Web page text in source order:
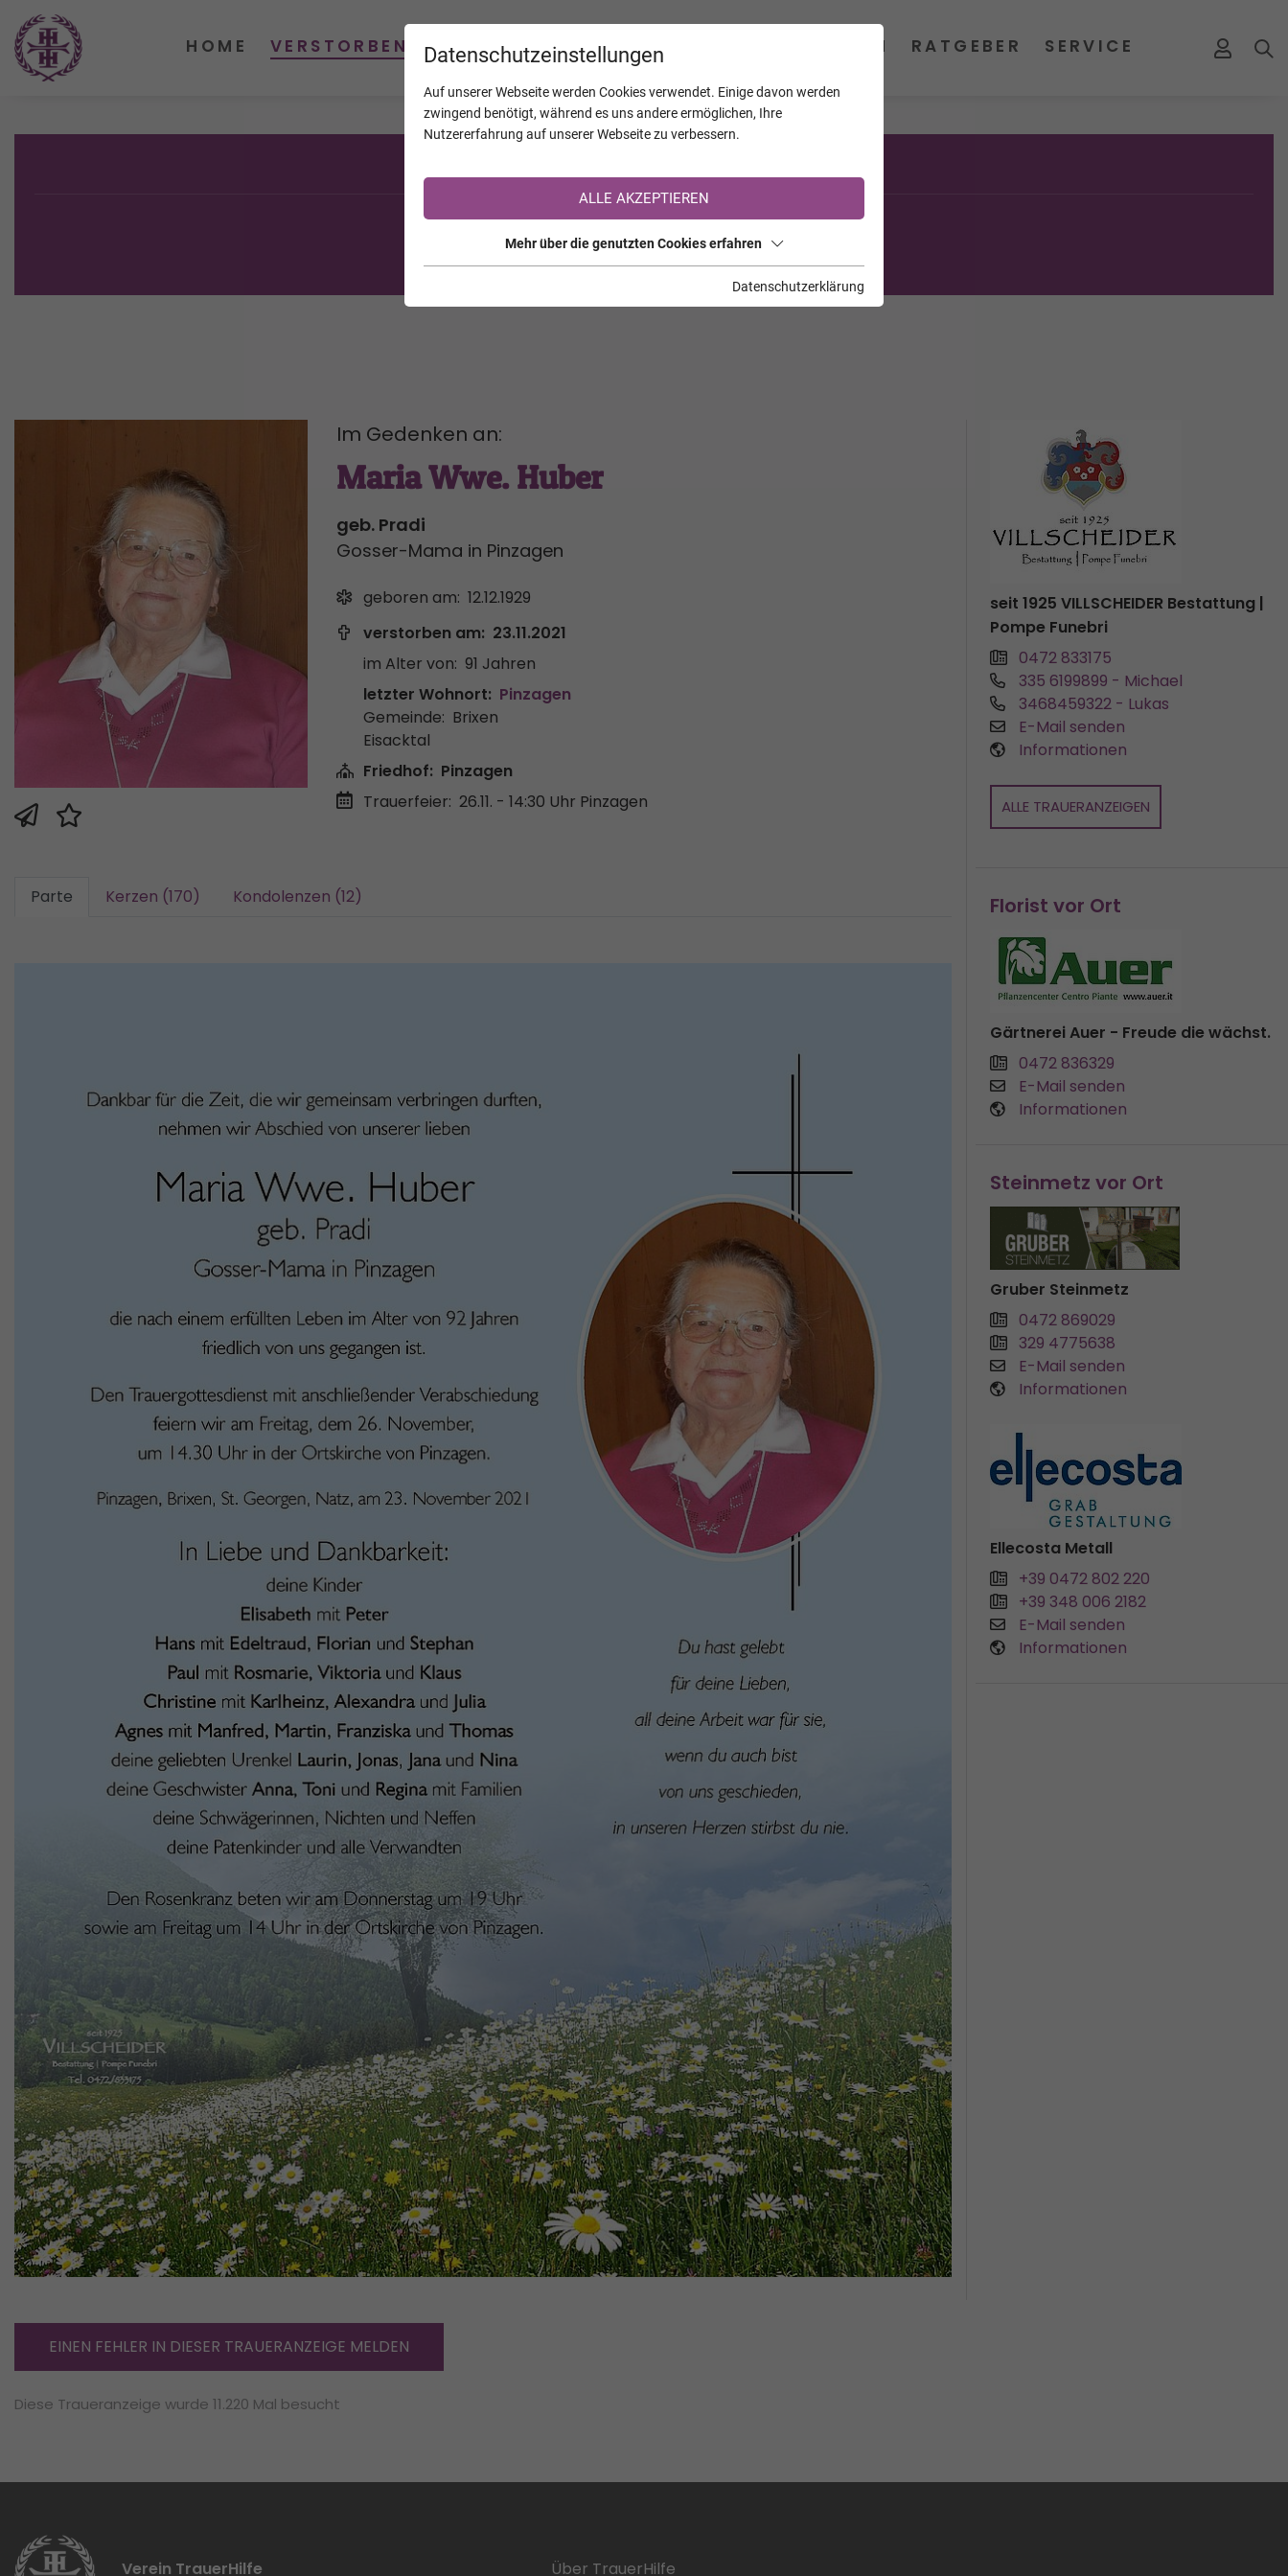
Sie sind noch nicht auf TrauerHilfe.it registriert?
>> zur kostenlosen Registrierung <<
Im Gedenken an:
Maria Wwe. Huber
geb. Pradi
Gosser-Mama in Pinzagen
geboren am: 12.12.1929
verstorben am: 23.11.2021
im Alter von: 91 Jahren
letzter Wohnort: Pinzagen
Gemeinde: Brixen
Eisacktal
Friedhof: Pinzagen
Trauerfeier: 26.11. - 14:30 Uhr Pinzagen
Parte Kerzen (170) Kondolenzen (12)
seit 1925 VILLSCHEIDER Bestattung |
Pompe Funebri
0472 833175
335 6199899 - Michael
3468459322 - Lukas
E-Mail senden
Informationen
ALLE TRAUERANZEIGEN
Florist vor Ort
Gärtnerei Auer - Freude die wächst.
0472 836329
E-Mail senden
Informationen
Steinmetz vor Ort
Gruber Steinmetz
0472 869029
329 4775638
E-Mail senden
Informationen
Ellecosta Metall
+39 0472 802 220
+39 348 006 2182
E-Mail senden
Informationen
EINEN FEHLER IN DIESER TRAUERANZEIGE MELDEN
Diese Traueranzeige wurde 11.220 Mal besucht
Verein TrauerHilfe Über TrauerHilfe
Datenschutzeinstellungen
Auf unserer Webseite werden Cookies verwendet. Einige davon werden
zwingend benötigt, während es uns andere ermöglichen, Ihre
Nutzererfahrung auf unserer Webseite zu verbessern.
ALLE AKZEPTIEREN
Mehr über die genutzten Cookies erfahren
Datenschutzerklärung
HOME VERSTORBENE KALENDER JAHRESTAGE UNTERNEHMEN RATGEBER SERVICE